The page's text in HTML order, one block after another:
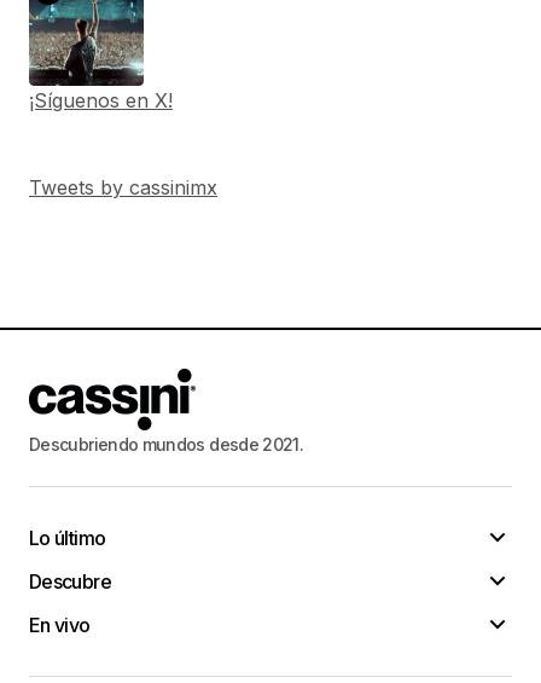
¡Síguenos en X!
Tweets by cassinimx
Descubriendo mundos desde 2021.
Lo último
Descubre
En vivo